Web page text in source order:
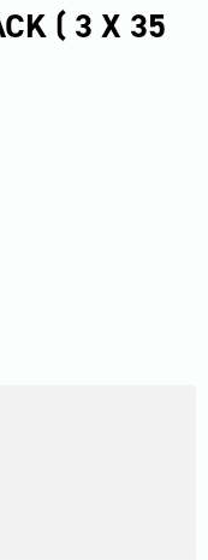
( 3 X 35